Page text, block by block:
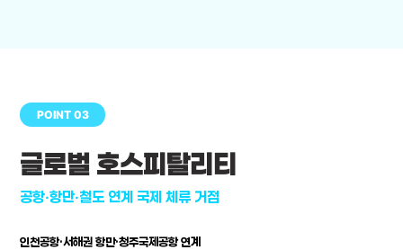
POINT 03
글로벌 호스피탈리티
공항·항만·철도 연계 국제 체류 거점
인천공항·서해권 항만·청주국제공항 연계